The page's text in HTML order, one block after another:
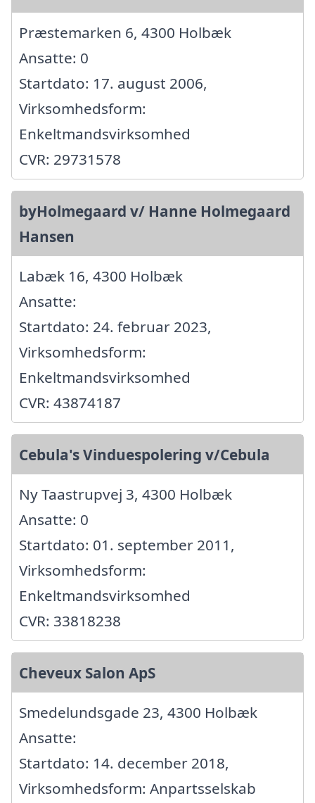
Præstemarken 6, 4300 Holbæk
Ansatte: 0
Startdato: 17. august 2006,
Virksomhedsform:
Enkeltmandsvirksomhed
CVR: 29731578
byHolmegaard v/ Hanne Holmegaard
Hansen
Labæk 16, 4300 Holbæk
Ansatte:
Startdato: 24. februar 2023,
Virksomhedsform:
Enkeltmandsvirksomhed
CVR: 43874187
Cebula's Vinduespolering v/Cebula
Ny Taastrupvej 3, 4300 Holbæk
Ansatte: 0
Startdato: 01. september 2011,
Virksomhedsform:
Enkeltmandsvirksomhed
CVR: 33818238
Cheveux Salon ApS
Smedelundsgade 23, 4300 Holbæk
Ansatte:
Startdato: 14. december 2018,
Virksomhedsform: Anpartsselskab